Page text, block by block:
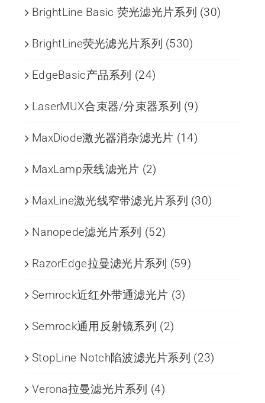
BrightLine Basic 荧光滤光片系列 (30)
BrightLine荧光滤光片系列 (530)
EdgeBasic产品系列 (24)
LaserMUX合束器/分束器系列 (9)
MaxDiode激光器消杂滤光片 (14)
MaxLamp汞线滤光片 (2)
MaxLine激光线窄带滤光片系列 (30)
Nanopede滤光片系列 (52)
RazorEdge拉曼滤光片系列 (59)
Semrock近红外带通滤光片 (3)
Semrock通用反射镜系列 (2)
StopLine Notch陷波滤光片系列 (23)
Verona拉曼滤光片系列 (4)